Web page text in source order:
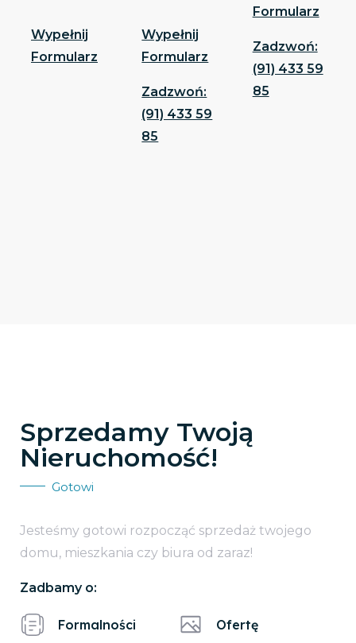
Wypełnij
Formularz
Wypełnij
Formularz
Zadzwoń:
(91) 433 59
85
Formularz
Zadzwoń:
(91) 433 59
85
Sprzedamy Twoją
Nieruchomość!
Gotowi
Jesteśmy gotowi rozpocząć sprzedaż twojego
domu, mieszkania czy biura od zaraz!
Zadbamy o:
Formalności Ofertę